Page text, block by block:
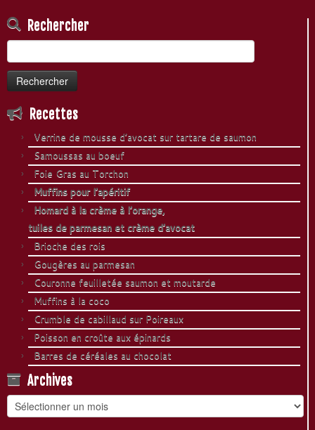
Rechercher
Recettes
Verrine de mousse d’avocat sur tartare de saumon
Samoussas au boeuf
Foie Gras au Torchon
Muffins pour l’apéritif
Homard à la crème à l’orange,
tuiles de parmesan et crème d’avocat
Brioche des rois
Gougères au parmesan
Couronne feuilletée saumon et moutarde
Muffins à la coco
Crumble de cabillaud sur Poireaux
Poisson en croûte aux épinards
Barres de céréales au chocolat
Archives
Archives